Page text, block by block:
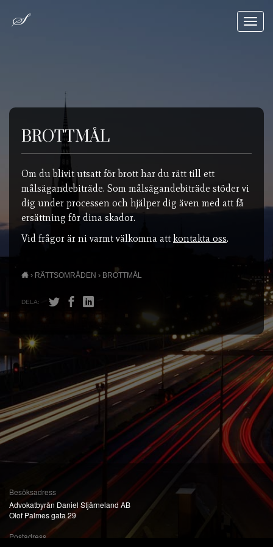
BROTTMÅL
Om du blivit utsatt för brott har du rätt till ett
målsägandebiträde. Som målsägandebiträde stöder vi
dig under processen och hjälper dig även med att få
ersättning för dina skador.
Vid frågor är ni varmt välkomna att kontakta oss.
› RÄTTSOMRÅDEN › BROTTMÅL
DELA:
Besöksadress
Advokatbyrån Daniel Stjärneland AB
Olof Palmes gata 29
Postadress